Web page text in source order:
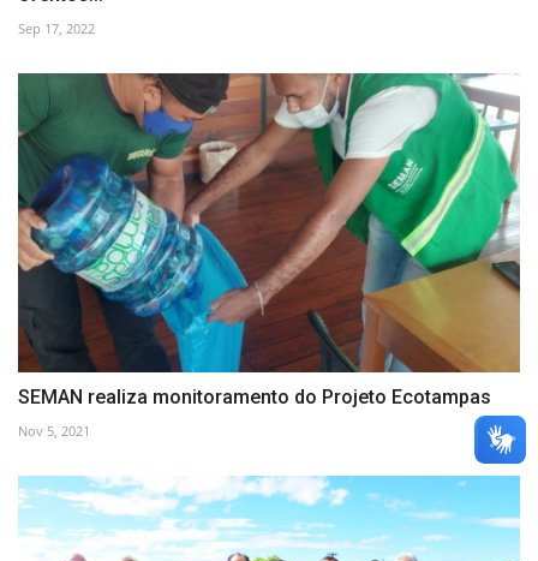
Sep 17, 2022
SEMAN realiza monitoramento do Projeto Ecotampas
Nov 5, 2021